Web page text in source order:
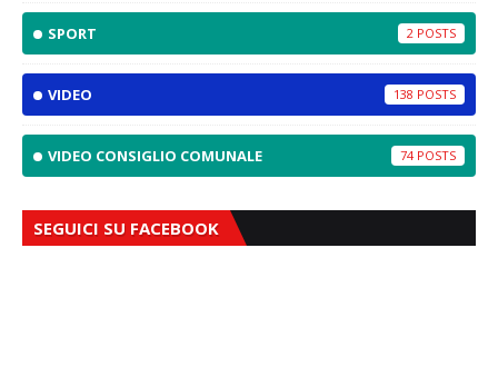
SPORT 2
VIDEO 138
VIDEO CONSIGLIO COMUNALE 74
SEGUICI SU FACEBOOK